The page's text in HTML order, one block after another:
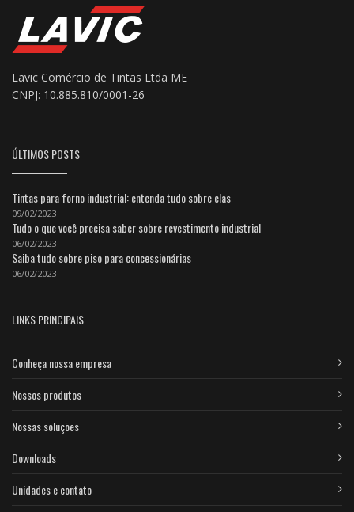
Lavic Comércio de Tintas Ltda ME
CNPJ: 10.885.810/0001-26
ÚLTIMOS POSTS
Tintas para forno industrial: entenda tudo sobre elas
09/02/2023
Tudo o que você precisa saber sobre revestimento industrial
06/02/2023
Saiba tudo sobre piso para concessionárias
06/02/2023
LINKS PRINCIPAIS
Conheça nossa empresa
Nossos produtos
Nossas soluções
Downloads
Unidades e contato